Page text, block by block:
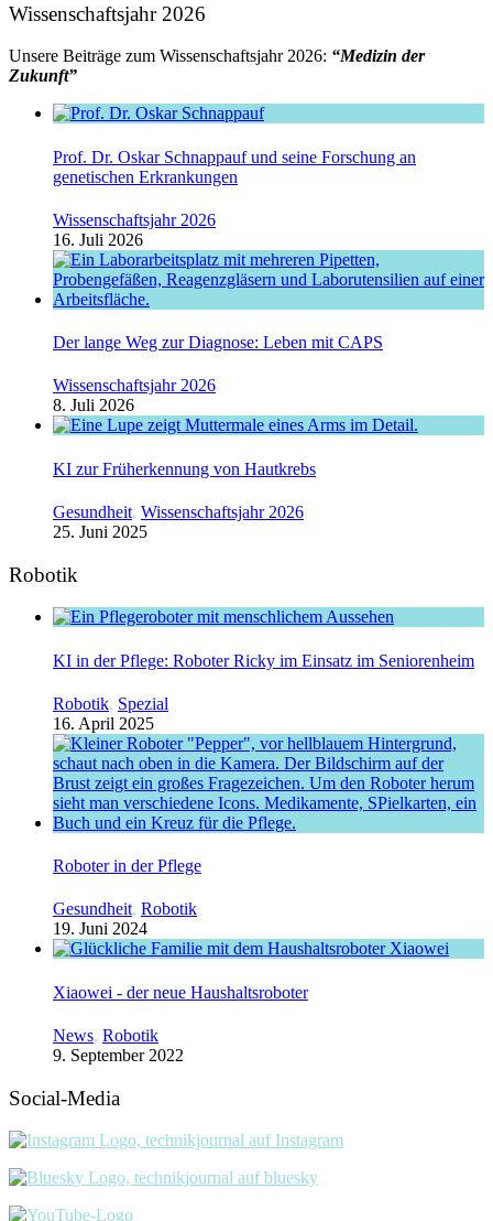
Wissenschaftsjahr 2026
Unsere Beiträge zum Wissenschaftsjahr 2026: “Medizin der
Zukunft”
Prof. Dr. Oskar Schnappauf und seine Forschung an
genetischen Erkrankungen
Wissenschaftsjahr 2026
16. Juli 2026
Der lange Weg zur Diagnose: Leben mit CAPS
Wissenschaftsjahr 2026
8. Juli 2026
KI zur Früherkennung von Hautkrebs
Gesundheit, Wissenschaftsjahr 2026
25. Juni 2025
Robotik
KI in der Pflege: Roboter Ricky im Einsatz im Seniorenheim
Robotik, Spezial
16. April 2025
Roboter in der Pflege
Gesundheit, Robotik
19. Juni 2024
Xiaowei - der neue Haushaltsroboter
News, Robotik
9. September 2022
Social-Media